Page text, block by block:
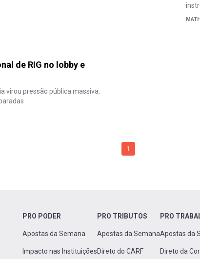
de RIG no lobby e
virou pressão pública massiva,
1
PRO PODER
Apostas da Semana
Impacto nas Instituições
PRO TRIBUTOS
Apostas da Semana
Direto do CARF
PRO
Apostas da
Direto da